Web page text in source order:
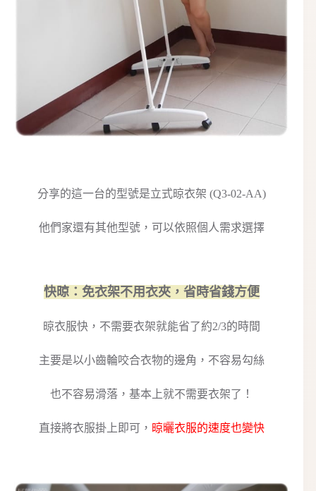
分享的這一台的型號是立式晾衣架 (Q3-02-AA)
他們家還有其他型號，可以依照個人需求選擇
快晾：免衣架不用衣夾，省時省錢方便
晾衣服快，不需要衣架就能省了約2/3的時間
主要是以小齒輪咬合衣物的邊角，不容易勾絲
也不容易滑落，基本上就不需要衣架了！
直接將衣服掛上即可， 晾曬衣服的速度也變快